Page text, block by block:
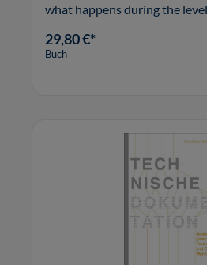
what happens during the
29,80 €*
Buch